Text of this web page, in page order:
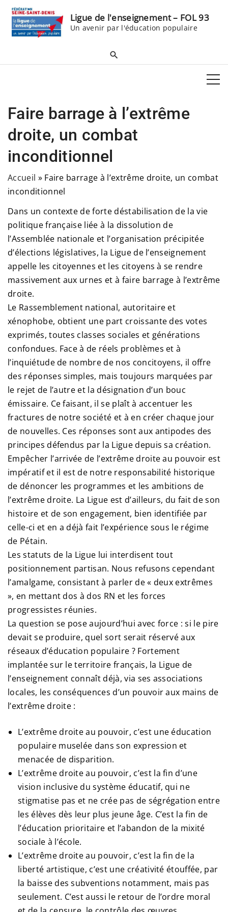
Ligue de l'enseignement – FOL 93
Un avenir par l'éducation populaire
Faire barrage à l’extrême
droite, un combat
inconditionnel
Accueil » Faire barrage à l’extrême droite, un combat
inconditionnel
Dans un contexte de forte déstabilisation de la vie
politique française liée à la dissolution de
l’Assemblée nationale et l’organisation précipitée
d’élections législatives, la Ligue de l’enseignement
appelle les citoyennes et les citoyens à se rendre
massivement aux urnes et à faire barrage à l’extrême
droite.
Le Rassemblement national, autoritaire et
xénophobe, obtient une part croissante des votes
exprimés, toutes classes sociales et générations
confondues. Face à de réels problèmes et à
l’inquiétude de nombre de nos concitoyens, il offre
des réponses simples, mais toujours marquées par
le rejet de l’autre et la désignation d’un bouc
émissaire. Ce faisant, il se plaît à accentuer les
fractures de notre société et à en créer chaque jour
de nouvelles. Ces réponses sont aux antipodes des
principes défendus par la Ligue depuis sa création.
Empêcher l’arrivée de l’extrême droite au pouvoir est
impératif et il est de notre responsabilité historique
de dénoncer les programmes et les ambitions de
l’extrême droite. La Ligue est d’ailleurs, du fait de son
histoire et de son engagement, bien identifiée par
celle-ci et en a déjà fait l’expérience sous le régime
de Pétain.
Les statuts de la Ligue lui interdisent tout
positionnement partisan. Nous refusons cependant
l’amalgame, consistant à parler de « deux extrêmes
», en mettant dos à dos RN et les forces
progressistes réunies.
La question se pose aujourd’hui avec force : si le pire
devait se produire, quel sort serait réservé aux
réseaux d’éducation populaire ? Fortement
implantée sur le territoire français, la Ligue de
l’enseignement connaît déjà, via ses associations
locales, les conséquences d’un pouvoir aux mains de
l’extrême droite :
L’extrême droite au pouvoir, c’est une éducation
populaire muselée dans son expression et
menacée de disparition.
L’extrême droite au pouvoir, c’est la fin d’une
vision inclusive du système éducatif, qui ne
stigmatise pas et ne crée pas de ségrégation entre
les élèves dès leur plus jeune âge. C’est la fin de
l’éducation prioritaire et l’abandon de la mixité
sociale à l’école.
L’extrême droite au pouvoir, c’est la fin de la
liberté artistique, c’est une créativité étouffée, par
la baisse des subventions notamment, mais pas
seulement. C’est aussi le retour de l’ordre moral